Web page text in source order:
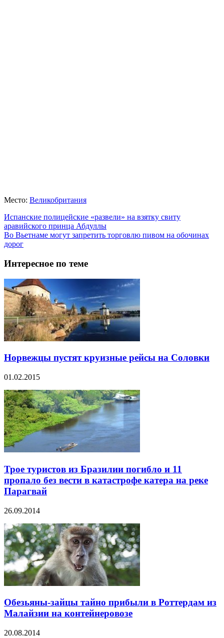
Место: Великобритания
Испанские полицейские «развели» на взятку свиту
аравийского принца Абдуллы
Во Вьетнаме могут запретить торговлю пивом на обочинах
дорог
Интересное по теме
Норвежцы пустят круизные рейсы на Соловки
01.02.2015
Трое туристов из Бразилии погибло и 11
пропало без вести в катастрофе катера на реке
Парагвай
26.09.2014
Обезьяны-зайцы тайно прибыли в Роттердам из
Малайзии на контейнеровозе
20.08.2014